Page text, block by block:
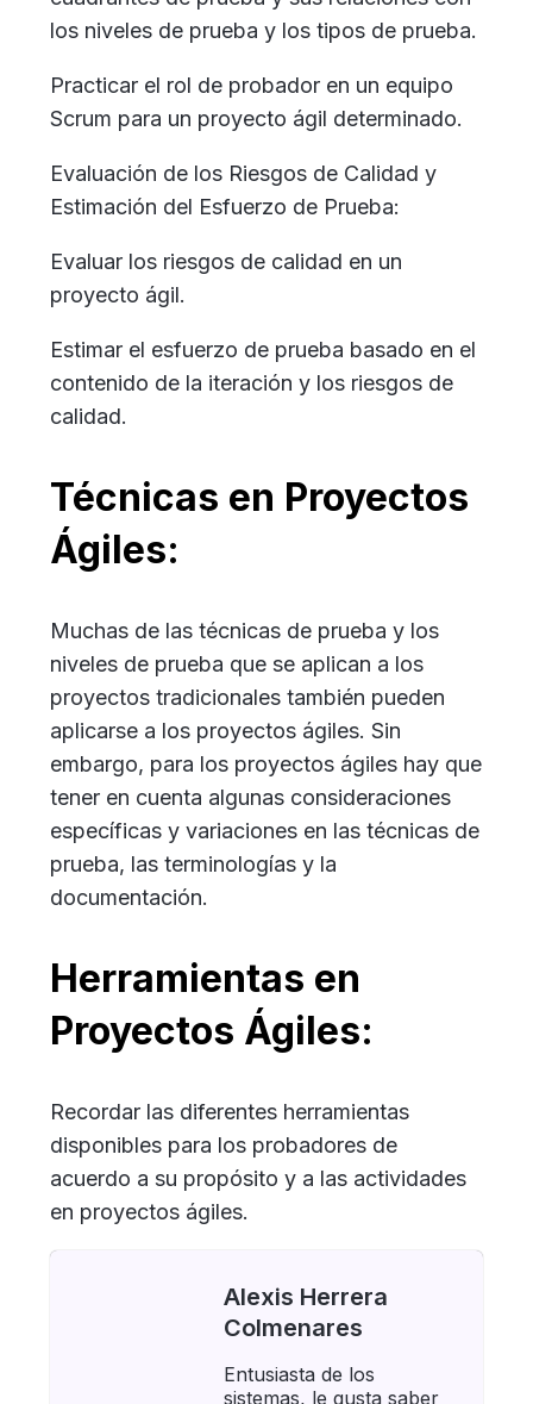
los niveles de prueba y los tipos de prueba.
Practicar el rol de probador en un equipo
Scrum para un proyecto ágil determinado.
Evaluación de los Riesgos de Calidad y
Estimación del Esfuerzo de Prueba:
Evaluar los riesgos de calidad en un
proyecto ágil.
Estimar el esfuerzo de prueba basado en el
contenido de la iteración y los riesgos de
calidad.
Técnicas en Proyectos
Ágiles:
Muchas de las técnicas de prueba y los
niveles de prueba que se aplican a los
proyectos tradicionales también pueden
aplicarse a los proyectos ágiles. Sin
embargo, para los proyectos ágiles hay que
tener en cuenta algunas consideraciones
específicas y variaciones en las técnicas de
prueba, las terminologías y la
documentación.
Herramientas en
Proyectos Ágiles:
Recordar las diferentes herramientas
disponibles para los probadores de
acuerdo a su propósito y a las actividades
en proyectos ágiles.
Alexis Herrera
Colmenares
Entusiasta de los
sistemas, le gusta saber